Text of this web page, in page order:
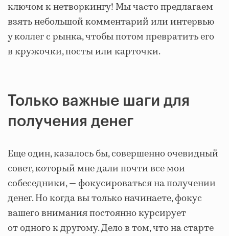
ключом к нетворкингу! Мы часто предлагаем
взять небольшой комментарий или интервью
у коллег с рынка, чтобы потом превратить его
в кружочки, посты или карточки.
Только важные шаги для
получения денег
Еще один, казалось бы, совершенно очевидный
совет, который мне дали почти все мои
собеседники, — фокусироваться на получении
денег. Но когда вы только начинаете, фокус
вашего внимания постоянно курсирует
от одного к другому. Дело в том, что на старте